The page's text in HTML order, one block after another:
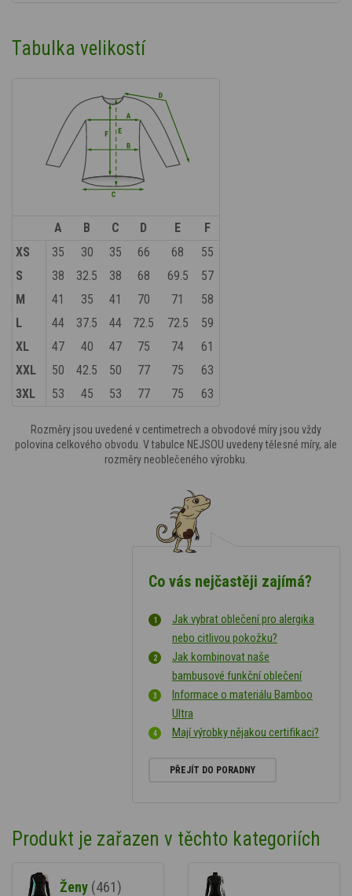
Tabulka velikostí
A B C D E
F
XS
35 30 35 66 68
55
S
38 32.5 38 68 69.5
57
M
41 35 41 70 71
58
L
44 37.5 44 72.5 72.5
59
XL
47 40 47 75 74
61
XXL
50 42.5 50 77 75
63
3XL
53 45 53 77 75 63
Rozměry jsou uvedené v centimetrech a obvodové míry jsou vždy
polovina celkového obvodu. V tabulce NEJSOU uvedeny tělesné míry, ale
rozměry neoblečeného výrobku.
Co vás nejčastěji zajímá?
Jak vybrat oblečení pro alergika
nebo citlivou pokožku?
Jak kombinovat naše
bambusové funkční oblečení
Informace o materiálu Bamboo
Ultra
Mají výrobky nějakou certifikaci?
PŘEJÍT DO PORADNY
Produkt je zařazen v těchto kategoriích
Ženy (461)